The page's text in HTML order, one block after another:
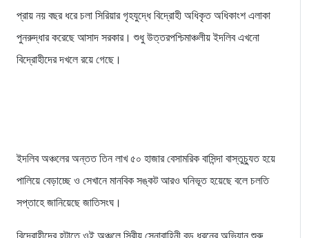
প্রায় নয় বছর ধরে চলা সিরিয়ার গৃহযুদ্ধে বিদ্রোহী অধিকৃত অধিকাংশ এলাকা
পুনরুদ্ধার করেছে আসাদ সরকার। শুধু উত্তরপশ্চিমাঞ্চলীয় ইদলিব এখনো
বিদ্রোহীদের দখলে রয়ে গেছে।
ইদলিব অঞ্চলের অন্তত তিন লাখ ৫০ হাজার বেসামরিক বাসিন্দা বাস্তুচ্যুত হয়ে
পালিয়ে বেড়াচ্ছে ও সেখানে মানবিক সঙ্কট আরও ঘনিভূত হয়েছে বলে চলতি
সপ্তাহে জানিয়েছে জাতিসংঘ।
বিদ্রোহীদের হটাতে ওই অঞ্চলে সিরীয় সেনাবাহিনী বড় ধরনের অভিযান শুরু